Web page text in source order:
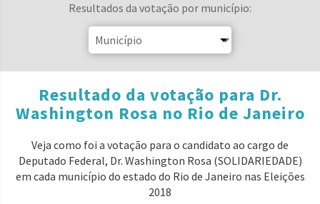
Resultados da votação por município:
Resultado da votação para Dr.
Washington Rosa no Rio de Janeiro
Veja como foi a votação para o candidato ao cargo de
Deputado Federal, Dr. Washington Rosa (SOLIDARIEDADE)
em cada município do estado do Rio de Janeiro nas Eleições
2018